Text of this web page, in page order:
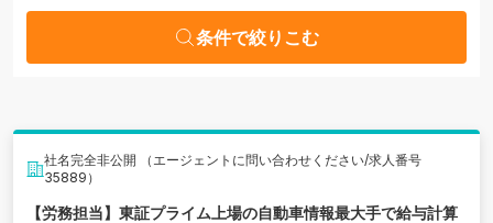
条件で絞りこむ
社名完全非公開 （エージェントに問い合わせください/求人番号
35889）
【労務担当】東証プライム上場の自動車情報最大手で給与計算